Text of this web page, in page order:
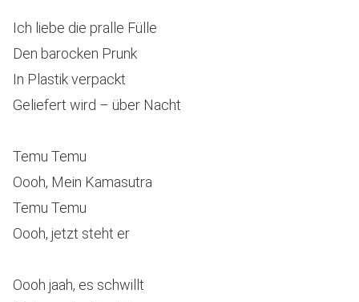
Ich liebe die pralle Fülle
Den barocken Prunk
In Plastik verpackt
Geliefert wird – über Nacht
Temu Temu
Oooh, Mein Kamasutra
Temu Temu
Oooh, jetzt steht er
Oooh jaah, es schwillt